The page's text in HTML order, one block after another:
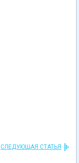
СЛЕДУЮЩАЯ СТАТЬЯ